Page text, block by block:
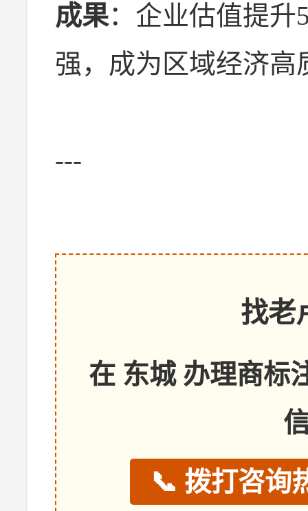
成果：企业估值提升
强，成为区域经济高
---
找老
在 东城 办理商标
📞 拨打咨询